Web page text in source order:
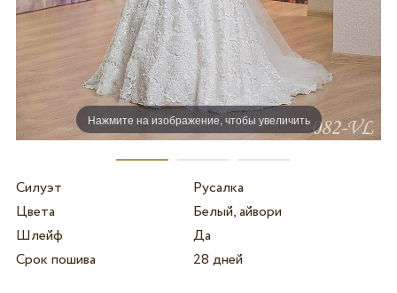
Нажмите на изображение, чтобы увеличить
Силуэт
Русалка
Цвета
Белый, айвори
Шлейф
Да
Срок пошива
28 дней